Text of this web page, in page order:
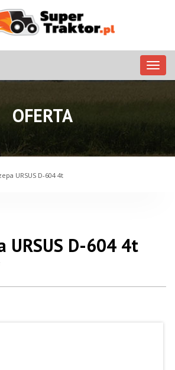
OFERTA
URSUS D-604 4t
URSUS D-604 4t